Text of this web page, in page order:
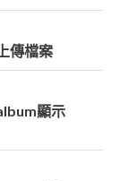
傳檔案
顯示